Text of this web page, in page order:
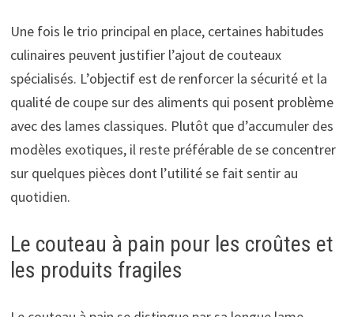
Une fois le trio principal en place, certaines habitudes
culinaires peuvent justifier l’ajout de couteaux
spécialisés. L’objectif est de renforcer la sécurité et la
qualité de coupe sur des aliments qui posent problème
avec des lames classiques. Plutôt que d’accumuler des
modèles exotiques, il reste préférable de se concentrer
sur quelques pièces dont l’utilité se fait sentir au
quotidien.
Le couteau à pain pour les croûtes et
les produits fragiles